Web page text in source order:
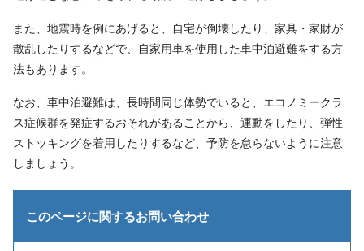
また、地震時を例にあげると、自宅が倒壊したり、家具・家財が
散乱したりするなどで、自家用車を使用した車中泊避難をする方
法もあります。
なお、車中泊避難は、長時間同じ体勢でいると、エコノミークラ
ス症候群を発症するおそれがあることから、運動をしたり、弾性
ストッキングを着用したりするなど、予防を怠らないように注意
しましょう。
このページに関するお問い合わせ